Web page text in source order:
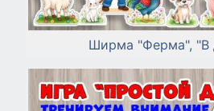
Ширма "Ферма", "В